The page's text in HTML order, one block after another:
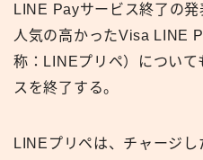
LINE Payサービス終了の
人気の高かったVisa LINE
称：LINEプリペ）につい
スを終了する。
LINEプリペは、チャージ